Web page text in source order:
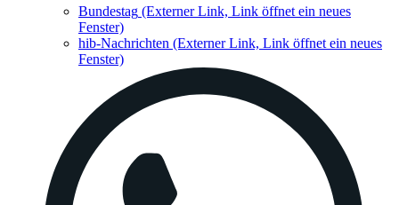
Bundestag (Externer Link, Link öffnet ein neues
Fenster)
hib-Nachrichten (Externer Link, Link öffnet ein neues
Fenster)